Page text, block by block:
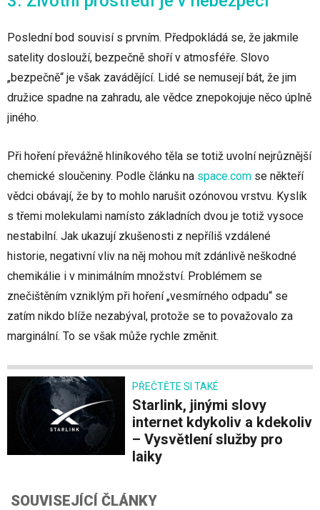
Poslední bod souvisí s prvním. Předpokládá se, že jakmile
satelity doslouží, bezpečně shoří v atmosféře. Slovo
„bezpečně“ je však zavádějící. Lidé se nemusejí bát, že jim
družice spadne na zahradu, ale vědce znepokojuje něco úplně
jiného.
Při hoření převážně hliníkového těla se totiž uvolní nejrůznější
chemické sloučeniny. Podle článku na space.com se někteří
vědci obávají, že by to mohlo narušit ozónovou vrstvu. Kyslík
s třemi molekulami namísto základních dvou je totiž vysoce
nestabilní. Jak ukazují zkušenosti z nepříliš vzdálené
historie, negativní vliv na něj mohou mít zdánlivě neškodné
chemikálie i v minimálním množství. Problémem se
znečištěním vzniklým při hoření „vesmírného odpadu“ se
zatím nikdo blíže nezabýval, protože se to považovalo za
marginální. To se však může rychle změnit.
PŘEČTĚTE SI TAKÉ
Starlink, jinými slovy
internet kdykoliv a kdekoliv
– Vysvětlení služby pro
laiky
SOUVISEJÍCÍ ČLÁNKY